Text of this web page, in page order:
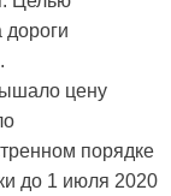
цену
порядке
до 1 июля 2020